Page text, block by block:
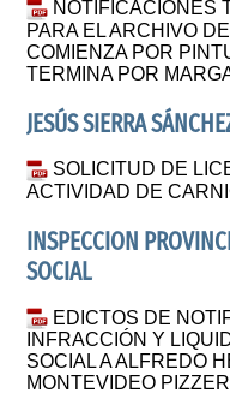
NOTIFICACIONES
PARA EL ARCHIVO
COMIENZA POR
TERMINA POR
JESÚS SIERRA
SOLICITUD DE
ACTIVIDAD DE
INSPECCION
SOCIAL
EDICTOS DE
INFRACCIÓN Y
SOCIAL A ALFREDO
MONTEVIDEO